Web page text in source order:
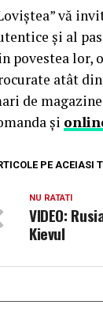
vă
și al
povestea lor,
atât
de
și
PE ACEIASI
NU RATATI
VIDEO:
Kievul